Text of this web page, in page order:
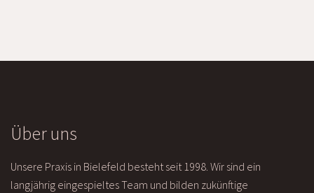
Über uns
Unsere Praxis in Bielefeld besteht seit 1998. Wir sind ein
langjährig eingespieltes Team und bilden zukünftige